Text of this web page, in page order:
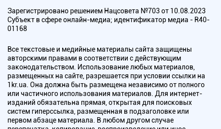
Зарегистрировано решением Нацсовета №703 от 10.08.2023
Субъект в сфере онлайн-медиа; идентификатор медиа - R40-
01168
Все текстовые и медийные материалы сайта защищены
авторскими правами в соответствии с действующим
законодательством. Использование любых материалов,
размещенных на сайте, разрешается при условии ссылки на
1kr.ua. Она должна быть размещена независимо от полного
или частичного использования материалов. Для интернет-
изданий обязательна прямая, открытая для поисковых
систем гиперссылка, размещенная в подзаголовке или
первом абзаце материала. В любом другом случае